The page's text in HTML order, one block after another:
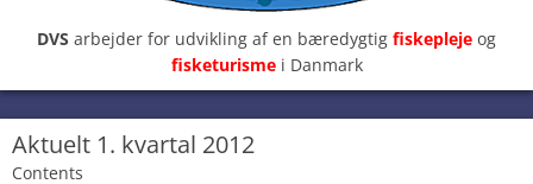
DVS arbejder for udvikling af en bæredygtig fiskepleje og
fisketurisme i Danmark
Aktuelt 1. kvartal 2012
Contents